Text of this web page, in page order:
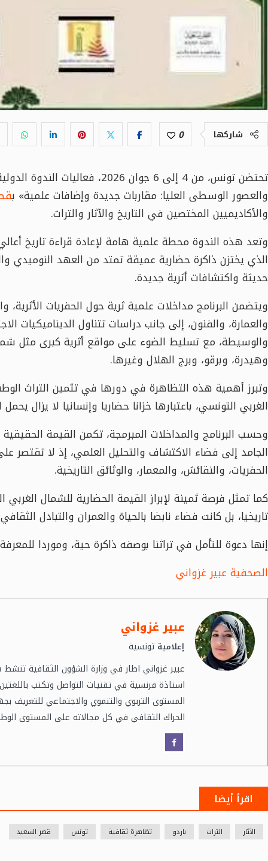
شاركها 0
تحتضن تونس، من 4 إلى 6 جوان
والعصور الوسطى العليا: مقاربات جديدة وإضافات علمية» ب
والأكاديميين المختصين في التاريخ والآثار والتراث.
وتعد هذه الندوة محطة علمية هامة لإعادة قراءة تاريخ
الذي يختزن ذاكرة حضارية عميقة تمتد من العهد النوميدي
حديثة واكتشافات أثرية جديدة.
ويتضمن البرنامج مداخلات علمية ثرية حول الحفريات الأثرية،
والعمارة، والفنون، إلى جانب دراسات تتناول الديناميكيات
والوسيطة، مع تسليط الضوء على مواقع أثرية كبرى مثل
وهيدرة، وبرقو، وبرج الهلال وغيرها.
وتبرز أهمية هذه التظاهرة في دورها في تثمين التراث
الغربي التونسي، باعتبارها خزانا حضاريا وإنسانيا لا يزال
وحسب البرنامج والمداخلات المبرمجة، تكمن القيمة
الجامد إلى فضاء الاكتشاف والتحليل العلمي، إذ لا تقتصر
الحفريات، والنقائش، والمعمار، والوثائق التاريخية.
كما تمثل فرصة ثمينة لإبراز القيمة الحضارية للشمال
تاريخيا، بل كانت فضاء نابضا بالحياة والعمران والتبادل
إنها دعوة للتأمل في تراثنا بوصفه ذاكرة حية، وموردا
الصحفية عبير غزواني
عبير غزواني
إعلامية تونسية
عبير غزواني اطار في وزارة الشؤون الثقافية
استاذة فرنسية في تقنيات التواصل وتكتب
المستوى التربوي والتنموي والاجتماعي
الحراك الثقافي في كل مجالاته على المستوى
اقرأ أيضا
الآثار التراث باردو تظاهرة ثقافية تونس قصر السعيد